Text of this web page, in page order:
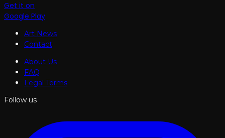
Get it on
Google Play
Art News
Contact
About Us
FAQ
Legal Terms
Follow us